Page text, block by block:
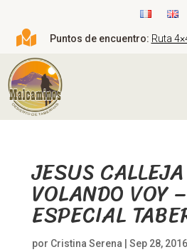
 Puntos de encuentro: Ruta
JESUS
VOLANDO VOY –
ESPECIAL
por Cristina Serena Sep 28, 2016